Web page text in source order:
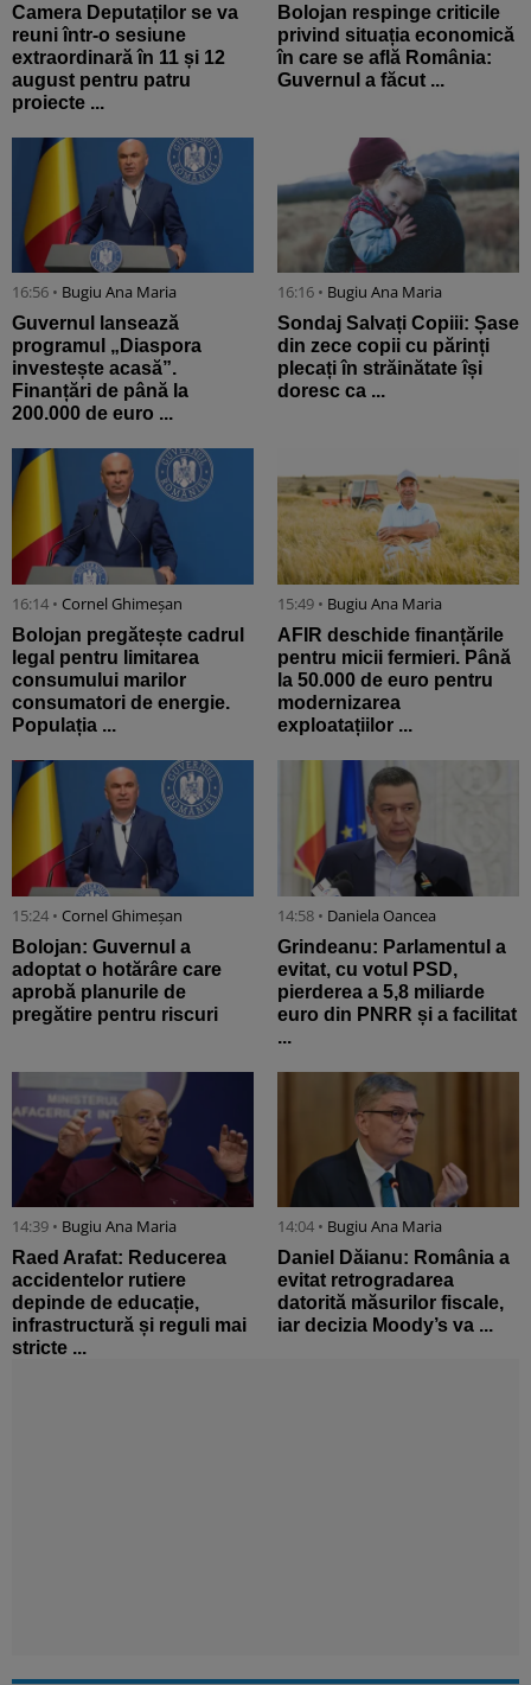
Camera Deputaților se va
reuni într-o sesiune
extraordinară în 11 și 12
august pentru patru
proiecte ...
Bolojan respinge criticile
privind situația economică
în care se află România:
Guvernul a făcut ...
16:56 • Bugiu ⁠Ana Maria
Guvernul lansează
programul „Diaspora
investește acasă”.
Finanțări de până la
200.000 de euro ...
16:16 • Bugiu ⁠Ana Maria
Sondaj Salvați Copiii: Șase
din zece copii cu părinți
plecați în străinătate își
doresc ca ...
16:14 • Cornel Ghimeșan
Bolojan pregătește cadrul
legal pentru limitarea
consumului marilor
consumatori de energie.
Populația ...
15:49 • Bugiu ⁠Ana Maria
AFIR deschide finanțările
pentru micii fermieri. Până
la 50.000 de euro pentru
modernizarea
exploatațiilor ...
15:24 • Cornel Ghimeșan
Bolojan: Guvernul a
adoptat o hotărâre care
aprobă planurile de
pregătire pentru riscuri
14:58 • Daniela Oancea
Grindeanu: Parlamentul a
evitat, cu votul PSD,
pierderea a 5,8 miliarde
euro din PNRR și a facilitat
...
14:39 • Bugiu ⁠Ana Maria
Raed Arafat: Reducerea
accidentelor rutiere
depinde de educație,
infrastructură și reguli mai
stricte ...
14:04 • Bugiu ⁠Ana Maria
Daniel Dăianu: România a
evitat retrogradarea
datorită măsurilor fiscale,
iar decizia Moody’s va ...